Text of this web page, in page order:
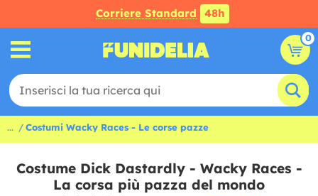
Corriere Standard 48h
0
... Costumi Wacky Races - Le corse pazze
Costume Dick Dastardly - Wacky Races -
La corsa più pazza del mondo